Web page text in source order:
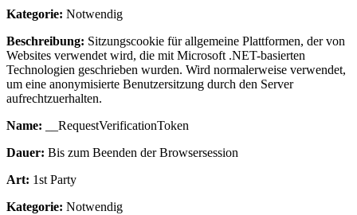
Kategorie: Notwendig
Beschreibung: Sitzungscookie für allgemeine Plattformen, der von
Websites verwendet wird, die mit Microsoft .NET-basierten
Technologien geschrieben wurden. Wird normalerweise verwendet,
um eine anonymisierte Benutzersitzung durch den Server
aufrechtzuerhalten.
Name: __RequestVerificationToken
Dauer: Bis zum Beenden der Browsersession
Art: 1st Party
Kategorie: Notwendig